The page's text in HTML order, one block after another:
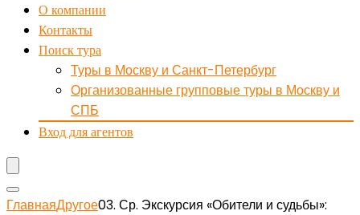
О компании
Контакты
Поиск тура
Туры в Москву и Санкт-Петербург
Организованные групповые туры в Москву и
СПБ
Вход для агентов
ГлавнаяДругое03. Ср. Экскурсия «Обители и судьбы»: